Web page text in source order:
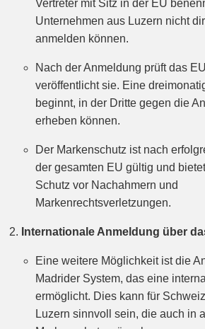
Vertreter mit Sitz in der EU
Unternehmen aus Luzern nicht
anmelden können.
Nach der Anmeldung prüft das
veröffentlicht sie. Eine
beginnt, in der Dritte gegen die
erheben können.
Der Markenschutz ist nach
der gesamten EU gültig und
Schutz vor Nachahmern und
Markenrechtsverletzungen.
Internationale Anmeldung über
Eine weitere Möglichkeit ist die
Madrider System, das eine
ermöglicht. Dies kann für
Luzern sinnvoll sein, die auch in